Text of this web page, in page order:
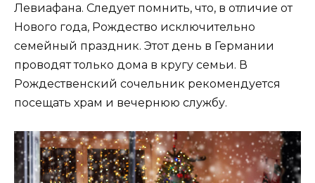
Левиафана. Следует помнить, что, в отличие от
Нового года, Рождество исключительно
семейный праздник. Этот день в Германии
проводят только дома в кругу семьи. В
Рождественский сочельник рекомендуется
посещать храм и вечернюю службу.